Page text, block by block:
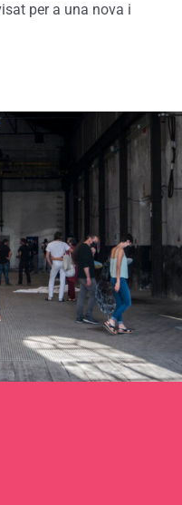
per a una nova i